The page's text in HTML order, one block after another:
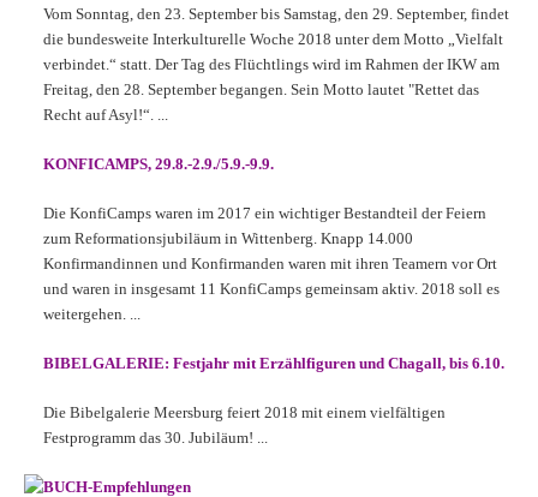
Vom Sonntag, den 23. September bis Samstag, den 29. September, findet
die bundesweite Interkulturelle Woche 2018 unter dem Motto „Vielfalt
verbindet.“ statt. Der Tag des Flüchtlings wird im Rahmen der IKW am
Freitag, den 28. September begangen. Sein Motto lautet "Rettet das
Recht auf Asyl!“. ...
KONFICAMPS, 29.8.-2.9./5.9.-9.9.
Die KonfiCamps waren im 2017 ein wichtiger Bestandteil der Feiern
zum Reformationsjubiläum in Wittenberg. Knapp 14.000
Konfirmandinnen und Konfirmanden waren mit ihren Teamern vor Ort
und waren in insgesamt 11 KonfiCamps gemeinsam aktiv. 2018 soll es
weitergehen. ...
BIBELGALERIE: Festjahr mit Erzählfiguren und Chagall, bis 6.10.
Die Bibelgalerie Meersburg feiert 2018 mit einem vielfältigen
Festprogramm das 30. Jubiläum! ...
BUCH-Empfehlungen